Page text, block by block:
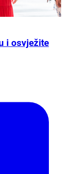
i osvježite